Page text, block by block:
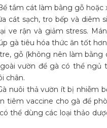
tắm cát làm bằng gỗ hoặc
cát sạch, tro bếp và diêm
ve rận và giảm stress.
gà tiêu hóa thức ăn tốt
gỗ (không nên làm
vườn để gà có thể ngủ
chân.
nuôi thả vườn ít bị nhiễm
tiêm vaccine cho gà để
thể dùng các loại thảo